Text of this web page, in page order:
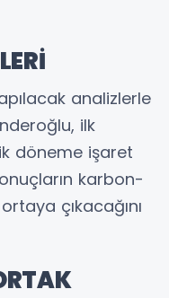
analizlerle
ilk
döneme işaret
karbon-
çıkacağını